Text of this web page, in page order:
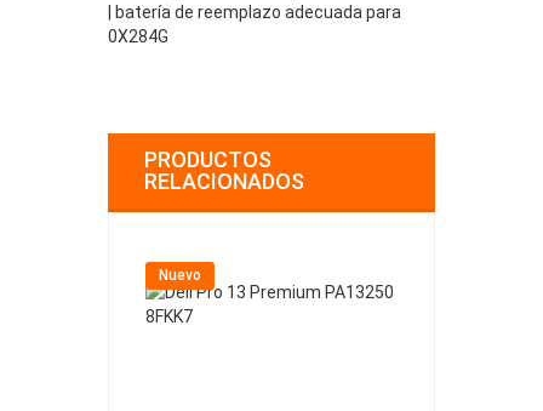
| batería de reemplazo adecuada para
0X284G
PRODUCTOS
RELACIONADOS
Nuevo